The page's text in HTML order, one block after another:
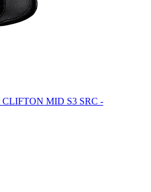
CLIFTON MID S3 SRC -